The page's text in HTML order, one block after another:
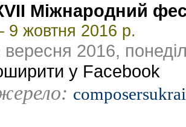
Міжнародний
9 жовтня 2016 р.
вересня 2016,
у Facebook